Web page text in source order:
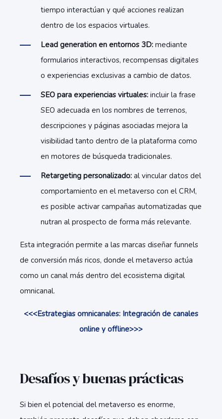
tiempo interactúan y qué acciones realizan
dentro de los espacios virtuales.
Lead generation en entornos 3D: mediante
formularios interactivos, recompensas digitales
o experiencias exclusivas a cambio de datos.
SEO para experiencias virtuales: incluir la frase
SEO adecuada en los nombres de terrenos,
descripciones y páginas asociadas mejora la
visibilidad tanto dentro de la plataforma como
en motores de búsqueda tradicionales.
Retargeting personalizado: al vincular datos del
comportamiento en el metaverso con el CRM,
es posible activar campañas automatizadas que
nutran al prospecto de forma más relevante.
Esta integración permite a las marcas diseñar funnels
de conversión más ricos, donde el metaverso actúa
como un canal más dentro del ecosistema digital
omnicanal.
<<<Estrategias omnicanales: Integración de canales
online y offline>>>
Desafíos y buenas prácticas
Si bien el potencial del metaverso es enorme,